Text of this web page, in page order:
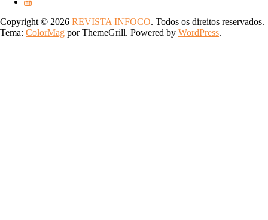
Copyright © 2026 REVISTA INFOCO. Todos os direitos reservados.
Tema: ColorMag por ThemeGrill. Powered by WordPress.